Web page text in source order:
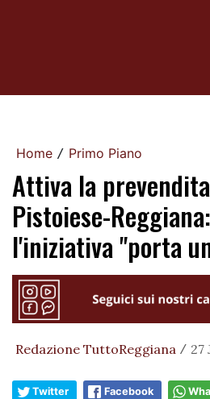
Home / Primo Piano
Attiva la
Pistoiese-
l'iniziativa "porta
Redazione TuttoReggiana / 27
Twitter Facebook